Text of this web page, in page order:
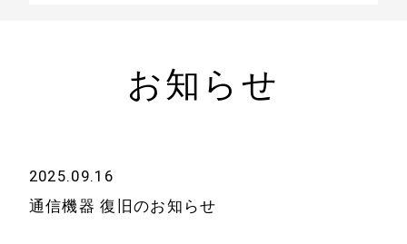
お知らせ
2025.09.16
通信機器 復旧のお知らせ